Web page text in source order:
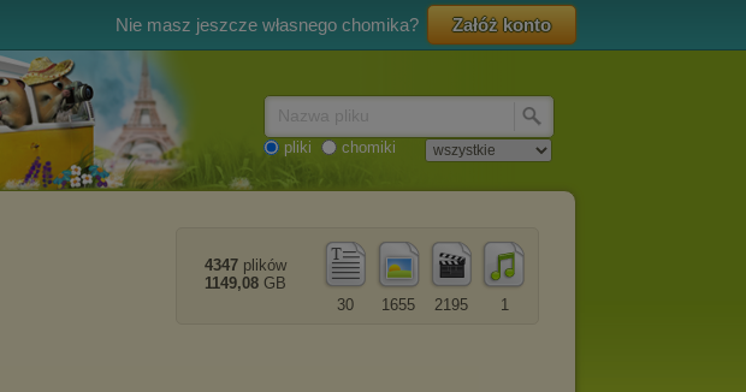
Nie masz jeszcze własnego chomika? Załóż konto
pliki chomiki
1
2195
1655
30
4347 plików
1149,08 GB